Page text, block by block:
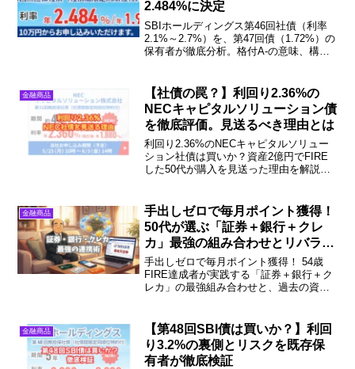
2.484%に決定
SBIホールディングス第46回社債（利率
2.1%～2.7%）を、第47回債（1.72%）の
保有者が徹底分析。格付A-の意味、構造
に知っておくべきポイントを実体験とと
もに解説します。
金融商品
【社債の罠？】利回り2.36%の
NECキャピタルソリューション債
を徹底評価。見送るべき理由とは
利回り2.36%のNECキャピタルソリュー
ション社債は買いか？資産2億円でFIRE
した50代が購入を見送った理由を解説。
公開します。安全資産の運用に迷ってい
る方は必見！
金融商品
手出しゼロで毎月ポイント獲得！
50代が選ぶ「証券＋銀行＋クレ
カ」最強の組み合わせとリバラン
ス
手出しゼロで毎月ポイント獲得！ 54歳
FIRE達成者が実践する「証券＋銀行＋ク
レカ」の最強組み合わせと、過去の資産
で賢くポイ活を始めましょう！
金融商品
【第48回SBI債は買いか？】利回
り3.2%の裏側とリスクを既存保
有者が徹底検証